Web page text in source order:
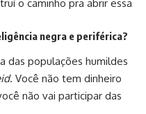
o caminho pra abrir essa
negra e periférica?
das populações humildes
. Você não tem dinheiro
não vai participar das